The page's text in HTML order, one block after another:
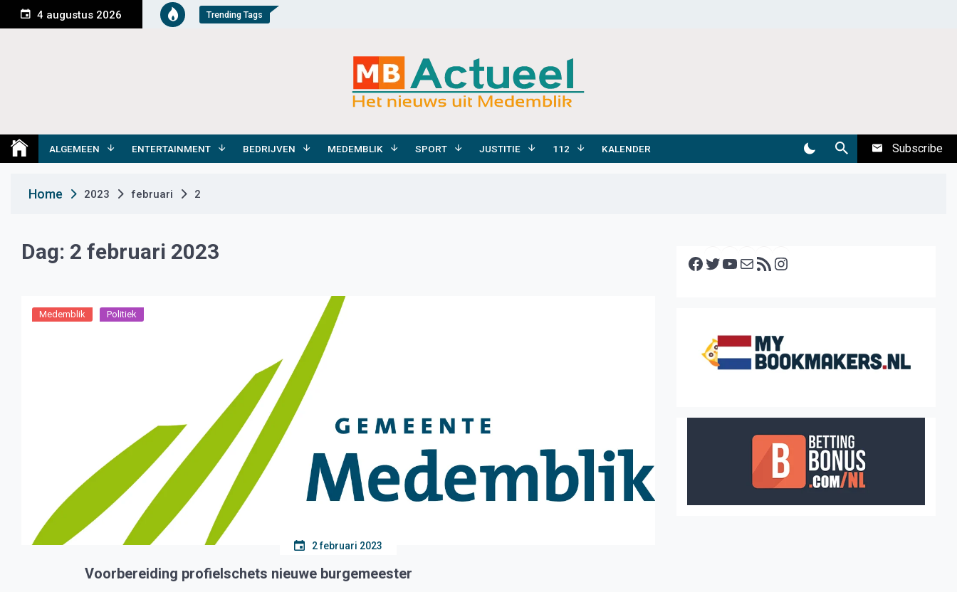
n
e
4 augustus 2026 Trending Tags
Medemblik Actueel
ALGEMEEN ENTERTAINMENT BEDRIJVEN MEDEMBLIK SPORT JUSTITIE 112 KALENDER Subscribe
Home 2023 februari 2
Dag: 2 februari 2023
Medemblik Politiek
2 februari 2023
Voorbereiding profielschets nieuwe burgemeester
Facebook Twitter YouTube E-mail RSS feed